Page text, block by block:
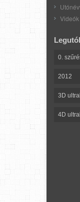
Videók
0.
2012
3D
4D